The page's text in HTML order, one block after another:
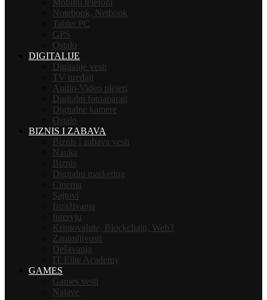
Mobilni telefoni
Notebook, Netbook
Tablet PC
GPS
Ostalo
DIGITALIJE
Digitalije vesti
TV uređaji
Audio-Video plejeri
Digitalni fotoaparati
Digitalne kamere
Ostalo
BIZNIS I ZABAVA
Biznis i zabava vesti
Nauka
Biznis
Digitalni marketing
Cinema
Sajtovi
Istraživanja
Intervju
Kriptovalute, Blockchain, Web3
Zanimljivosti
Dešavanja
IT Elite Academy
GAMES
Games vesti
Najave